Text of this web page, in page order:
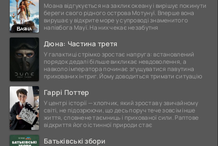
Моана відгукується на заклик океану і вирішує покинути
береги свого рідного острова Мотунуї. Вперше вона
вирушає у відкрите море у супроводі знаменитого
напівбога Мауї. На них чекає незабутня
Дюна: Частина третя
У галактиці стрімко зростає напруга: встановлений
порядок дедалі більше викликає невдоволення, а
навколо імператора починає згущуватися павутина
прихованих інтриг. Йому доводиться тримати ситуацію
Гаррі Поттер
У центрі історії — хлопчик, який зростав у звичайному
світі, не підозрюючи, що десь поруч тече зовсім інше
життя, сповнене таємниць і прихованої сили. Раптове
відкриття його істинної природи стає
Батьківські збори